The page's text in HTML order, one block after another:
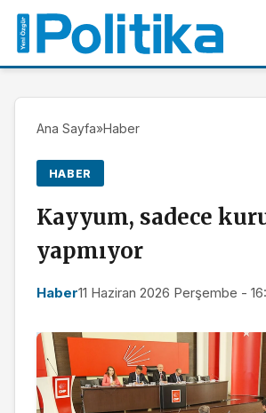
Ana Sayfa»Haber
HABER
Kayyum, sadece
yapmıyor
Haber11 Haziran 2026 Perşembe -